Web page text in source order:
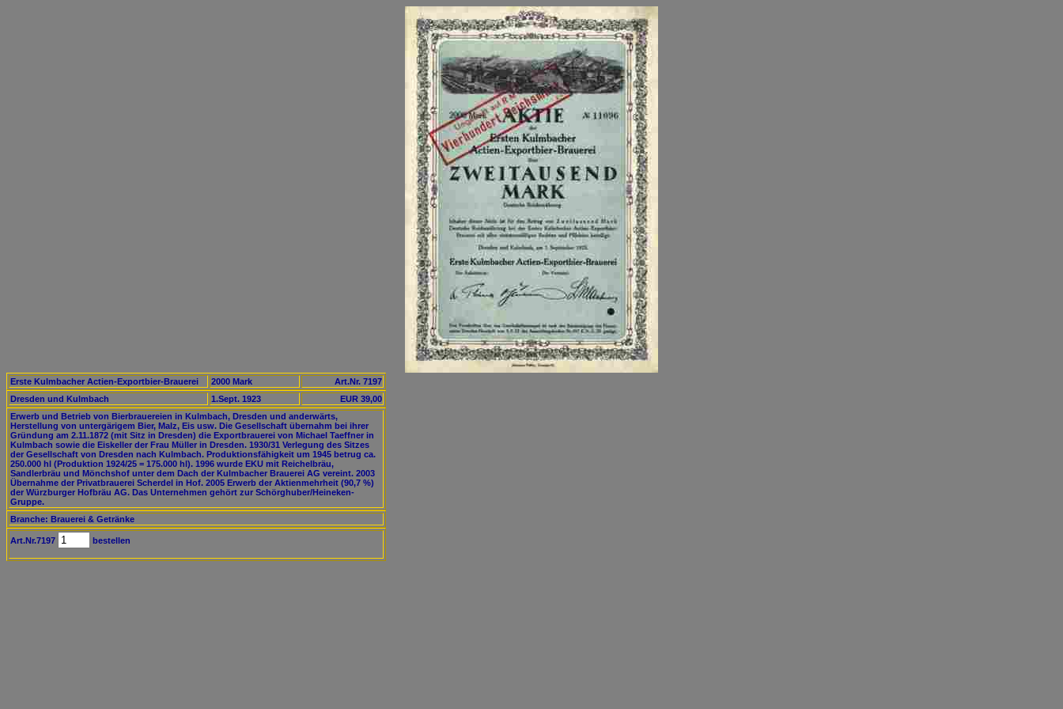
Erste Kulmbacher Actien-Exportbier-Brauerei 2000 Mark
Art.Nr. 7197
Dresden und Kulmbach
1.Sept. 1923
EUR 39,00
Erwerb und Betrieb von Bierbrauereien in Kulmbach, Dresden und anderwärts,
Herstellung von untergärigem Bier, Malz, Eis usw. Die Gesellschaft übernahm bei ihrer
Gründung am 2.11.1872 (mit Sitz in Dresden) die Exportbrauerei von Michael Taeffner in
Kulmbach sowie die Eiskeller der Frau Müller in Dresden. 1930/31 Verlegung des Sitzes
der Gesellschaft von Dresden nach Kulmbach. Produktionsfähigkeit um 1945 betrug ca.
250.000 hl (Produktion 1924/25 = 175.000 hl). 1996 wurde EKU mit Reichelbräu,
Sandlerbräu und Mönchshof unter dem Dach der Kulmbacher Brauerei AG vereint. 2003
Übernahme der Privatbrauerei Scherdel in Hof. 2005 Erwerb der Aktienmehrheit (90,7 %)
der Würzburger Hofbräu AG. Das Unternehmen gehört zur Schörghuber/Heineken-
Gruppe.
Branche: Brauerei & Getränke
Art.Nr.7197 bestellen